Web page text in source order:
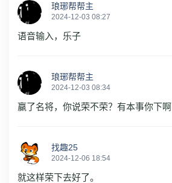
琅琊帮帮主
2024-12-03 08:27
语音输入，乐子
琅琊帮帮主
2024-12-03 08:34
赢了名将，你说荣不荣？有本事你下啊
找趣25
2024-12-06 18:54
就这样荣下去好了。